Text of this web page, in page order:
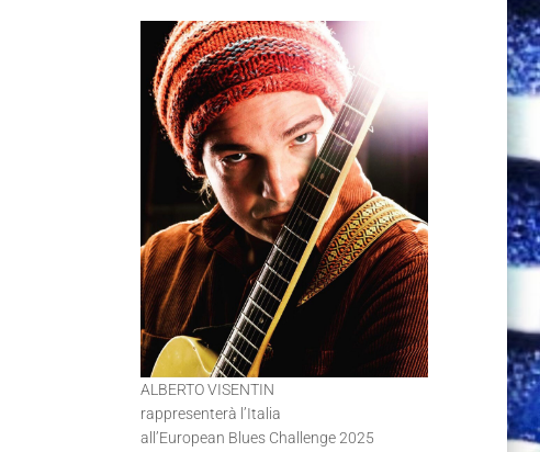
ALBERTO VISENTIN
rappresenterà l’Italia
all’European Blues Challenge 2025